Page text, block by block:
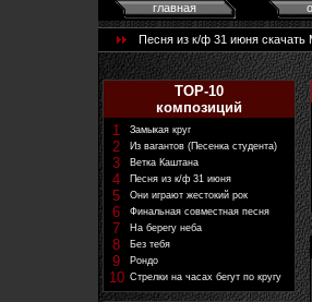
главная
Песня из к/ф 31 июня скачать
TOP-10
композиций
1
Замыкая круг
2 Из вагантов (Песенка студента)
3 Ветка Каштана
4 Песня из к/ф 31 июня
5 Они играют жестокий рок
6 Финальная совместная песня
7 На берегу неба
8 Без тебя
9 Рондо
10 Стрелки на часах бегут по кругу